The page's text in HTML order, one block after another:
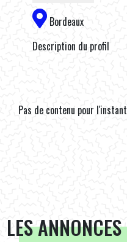
Bordeaux
Description du profil
Pas de contenu pour l'instant
LES ANNONCES